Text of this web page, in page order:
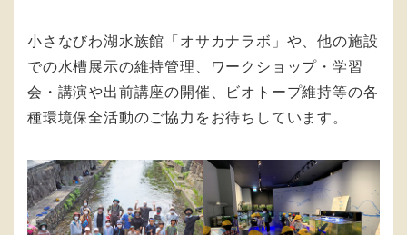
小さなびわ湖水族館「オサカナラボ」や、他の施設
での水槽展示の維持管理、ワークショップ・学習
会・講演や出前講座の開催、ビオトープ維持等の各
種環境保全活動のご協力をお待ちしています。